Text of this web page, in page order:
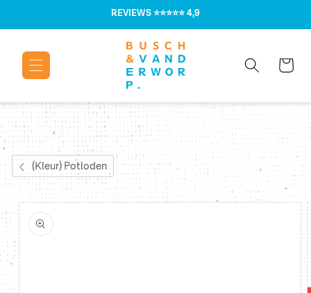
REVIEWS⭐⭐⭐⭐⭐ 4,9
(Kleur) Potloden
Ga direct naar
productinformatie